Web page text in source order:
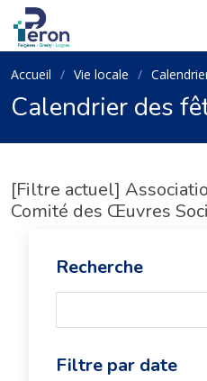
Accueil Vie locale
Calendrier des
[Filtre actuel]
Comité des Œuvres
Recherche
Filtre par date